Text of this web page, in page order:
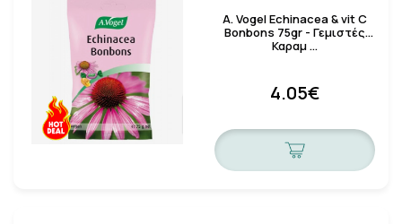
A. Vogel Echinacea & vit C
Bonbons 75gr - Γεμιστές
Καραμ …
4.05€